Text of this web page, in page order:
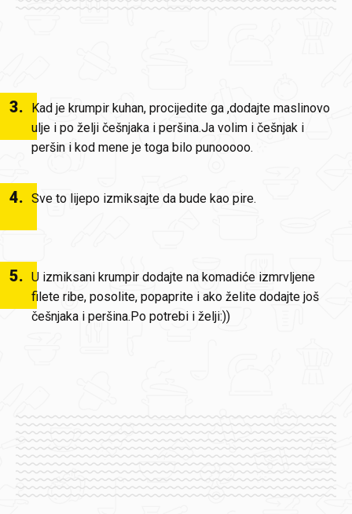
3.
Kad je krumpir kuhan, procijedite ga ,dodajte maslinovo
ulje i po želji češnjaka i peršina.Ja volim i češnjak i
peršin i kod mene je toga bilo punooooo.
4. Sve to lijepo izmiksajte da bude kao pire.
5. U izmiksani krumpir dodajte na komadiće izmrvljene
filete ribe, posolite, popaprite i ako želite dodajte još
češnjaka i peršina.Po potrebi i želji:))